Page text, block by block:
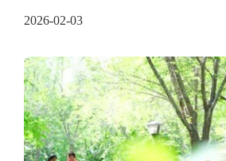
2026-02-03